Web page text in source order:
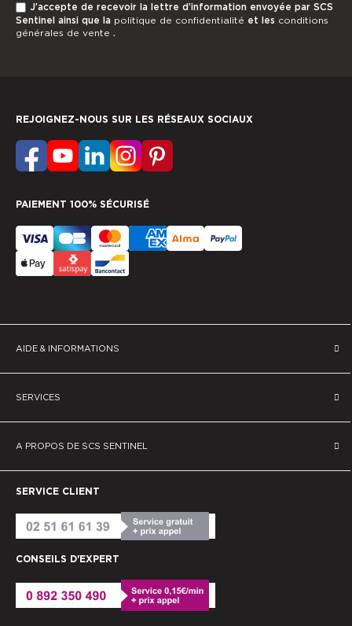
J’accepte de recevoir la lettre d’information envoyée par SCS
Sentinel ainsi que la politique de confidentialité et les conditions
générales de vente .
AIDE & INFORMATIONS
SERVICES
A PROPOS DE SCS SENTINEL
SERVICE CLIENT
CONSEILS D'EXPERT
REJOIGNEZ-NOUS SUR LES RÉSEAUX SOCIAUX
PAIEMENT 100% SÉCURISÉ